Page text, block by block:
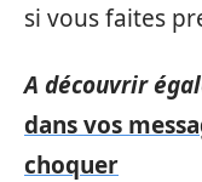
si vous faites
A découvrir
dans vos
choquer